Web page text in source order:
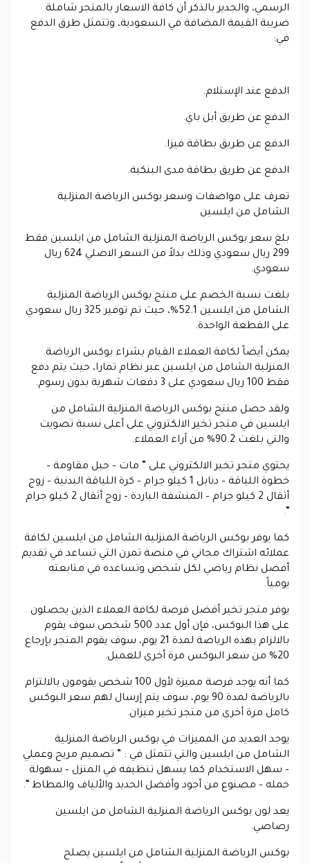
الرسمي، والجدير بالذكر أن كافة الاسعار بالمتجر شاملة
ضريبة القيمة المضافة في السعودية، وتتمثل طرق الدفع
في:
الدفع عند الإستلام.
الدفع عن طريق أبل باي.
الدفع عن طريق بطاقة فيزا.
الدفع عن طريق بطاقة مدى البنكية.
تعرف على مواصفات وسعر بوكس الرياضة المنزلية
الشامل من ايلسين
بلغ سعر بوكس الرياضة المنزلية الشامل من ايلسين فقط
299 ريال سعودي وذلك بدلاً من السعر الاصلي 624 ريال
سعودي.
بلغت نسبة الخصم على منتج بوكس الرياضة المنزلية
الشامل من ايلسين 52.1%، حيث تم توفير 325 ريال سعودي
على القطعة الواحدة.
يمكن أيضاً لكافة العملاء القيام بشراء بوكس الرياضة
المنزلية الشامل من ايلسين عبر نظام تمارا، حيث يتم دفع
فقط 100 ريال سعودي على 3 دفعات شهرية بدون رسوم.
ولقد حصل منتج بوكس الرياضة المنزلية الشامل من
ايلسين في متجر تخير الالكتروني على أعلى نسبة تصويت
والتي بلغت 90.2% من آراء العملاء.
يحتوي متجر تخير الالكتروني على ” مات – حبل مقاومة –
خطوة اللياقة – دنابل 1 كيلو جرام – كرة اللياقة البدنية – زوج
أثقال 2 كيلو جرام – المنشفة الباردة – زوج أثقال 2 كيلو جرام
“.
كما يوفر بوكس الرياضة المنزلية الشامل من ايلسين لكافة
عملائه اشتراك مجاني في منصة تمرن التي تساعد في تقديم
أفضل نظام رياضي لكل شخص وتساعده في متابعته
يومياً.
يوفر متجر تخير أفضل فرصة لكافة العملاء الذين يحصلون
على هذا البوكس، فإن أول عدد 500 شخص سوف يقوم
بالالزام بهذه الرياضة لمدة 21 يوم، سوف يقوم المتجر بإرجاع
20% من سعر البوكس مرة أخرى للعميل.
كما أنه يوجد فرصة مميزة لأول 100 شخص يقومون بالالتزام
بالرياضة لمدة 90 يوم، سوف يتم إرسال لهم سعر البوكس
كامل مرة أخرى من متجر تخير ميزان.
يوجد العديد من المميزات في بوكس الرياضة المنزلية
الشامل من ايلسين والتي تتمثل في : ” تصميم مريح وعملي
– سهل الاستخدام كما يسهل تنظيفه في المنزل – سهولة
حمله – مصنوع من أجود وأفضل الحديد والألياف والمطاط “.
يعد لون بوكس الرياضة المنزلية الشامل من ايلسين
رصاصي.
بوكس الرياضة المنزلية الشامل من ايلسين يصلح